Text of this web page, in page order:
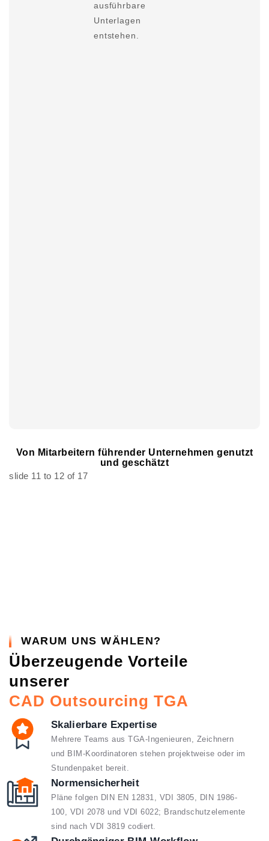
ausführbare
Unterlagen
entstehen.
Von Mitarbeitern führender Unternehmen genutzt
und geschätzt
slide 11 to 12 of 17
WARUM UNS WÄHLEN?
Überzeugende Vorteile
unserer
CAD Outsourcing TGA
Skalierbare Expertise
Mehrere Teams aus TGA-Ingenieuren, Zeichnern
und BIM-Koordinatoren stehen projektweise oder im
Stundenpaket bereit.
Normen­sicherheit
Pläne folgen DIN EN 12831, VDI 3805, DIN 1986-
100, VDI 2078 und VDI 6022; Brandschutz­elemente
sind nach VDI 3819 codiert.